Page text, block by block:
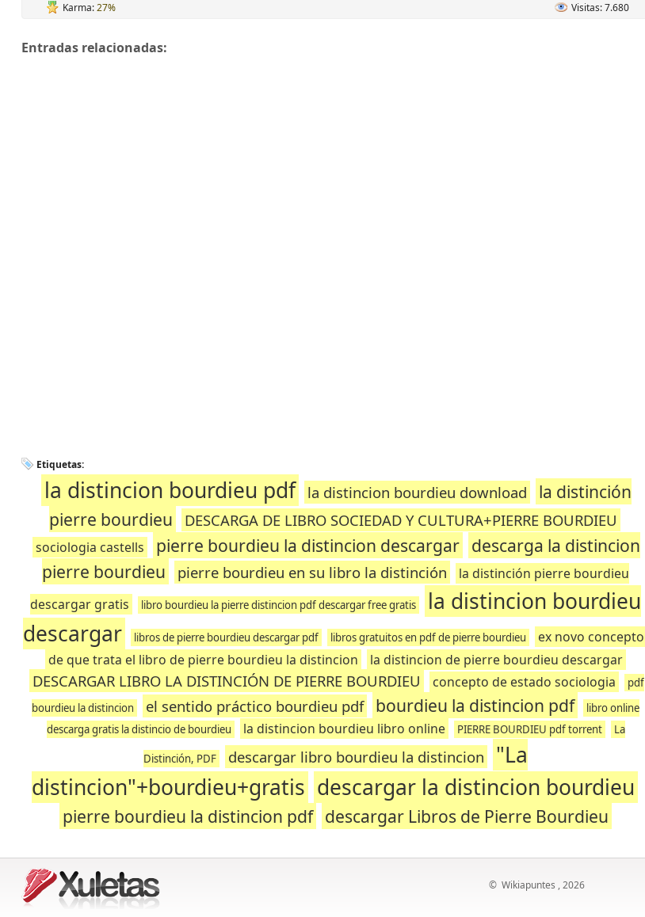
Karma:27% Visitas: 7.680
Entradas relacionadas:
Etiquetas:
la distincion bourdieu pdf la distincion bourdieu download
la distinción
pierre bourdieu
DESCARGA DE LIBRO SOCIEDAD Y CULTURA+PIERRE BOURDIEU
sociologia castells pierre bourdieu la distincion descargar descarga la distincion
pierre bourdieu
pierre bourdieu en su libro la distinción
la distinción pierre bourdieu
descargar gratis
libro bourdieu la pierre distincion pdf descargar free gratis
la distincion bourdieu
descargar
libros de pierre bourdieu descargar pdf libros gratuitos en pdf de pierre bourdieu
ex novo concepto
de que trata el libro de pierre bourdieu la distincion
la distincion de pierre bourdieu descargar
DESCARGAR LIBRO LA DISTINCIÓN DE PIERRE BOURDIEU concepto de estado sociologia
pdf
bourdieu la distincion
el sentido práctico bourdieu pdf bourdieu la distincion pdf
libro online
descarga gratis la distincio de bourdieu
la distincion bourdieu libro online PIERRE BOURDIEU pdf torrent La
Distinción, PDF descargar libro bourdieu la distincion
"La
distincion"+bourdieu+gratis descargar la distincion bourdieu
pierre bourdieu la distincion pdf descargar Libros de Pierre Bourdieu
© Wikiapuntes , 2026